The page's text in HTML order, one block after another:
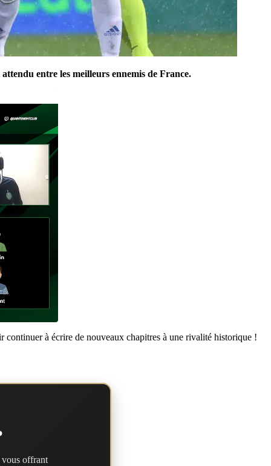
entre les meilleurs ennemis de France.
à écrire de nouveaux chapitres à une rivalité historique !
vous offrant